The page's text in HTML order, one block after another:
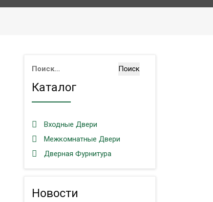
Найти:
Каталог
Входные Двери
Межкомнатные Двери
Дверная Фурнитура
Новости